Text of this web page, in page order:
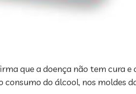
que a doença não tem cura e
do álcool, nos moldes